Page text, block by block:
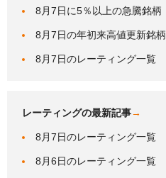
8月7日に5％以上の急騰銘柄
8月7日の年初来高値更新銘柄
8月7日のレーティング一覧
レーティングの最新記事→
8月7日のレーティング一覧
8月6日のレーティング一覧